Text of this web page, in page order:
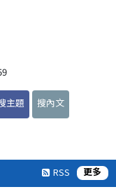
主題 搜內文
更多
RSS